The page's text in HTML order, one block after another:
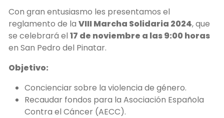
Con gran entusiasmo les presentamos el
reglamento de la VIII Marcha Solidaria 2024, que
se celebrará el 17 de noviembre a las 9:00 horas
en San Pedro del Pinatar.
Objetivo:
Concienciar sobre la violencia de género.
Recaudar fondos para la Asociación Española
Contra el Cáncer (AECC).